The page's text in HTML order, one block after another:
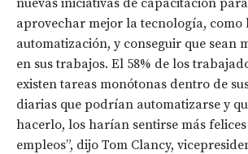
aprovechar mejor la tecnología, como
automatización, y conseguir que sean
en sus trabajos. El 58% de los
existen tareas monótonas dentro de
diarias que podrían automatizarse y
hacerlo, los harían sentirse más felices
empleos”, dijo Tom Clancy,